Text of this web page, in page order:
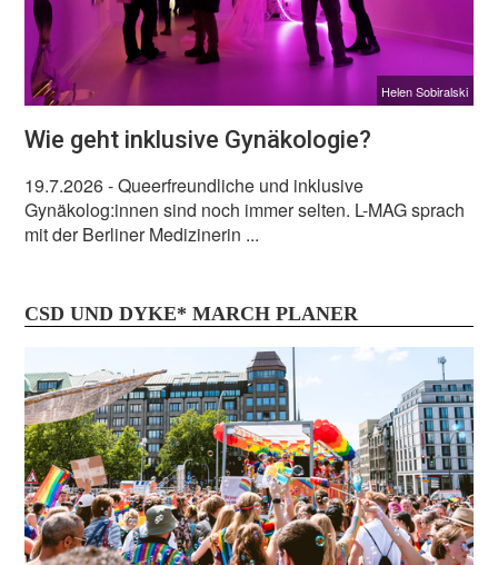
Helen Sobiralski
Wie geht inklusive Gynäkologie?
19.7.2026- Queerfreundliche und inklusive
Gynäkolog:innen sind noch immer selten. L-MAG sprach
mit der Berliner Medizinerin ...
CSD UND DYKE* MARCH PLANER